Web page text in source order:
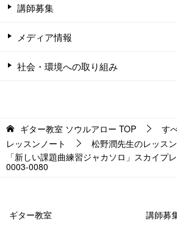
講師募集
メディア情報
社会・環境への取り組み
ギター教室 ソウルアロー TOP
す
レッスンノート
松野潤先生のレッス
「新しい課題曲練習ジャカソロ」スカイプ
0003-­0080
ギター教室 講師募